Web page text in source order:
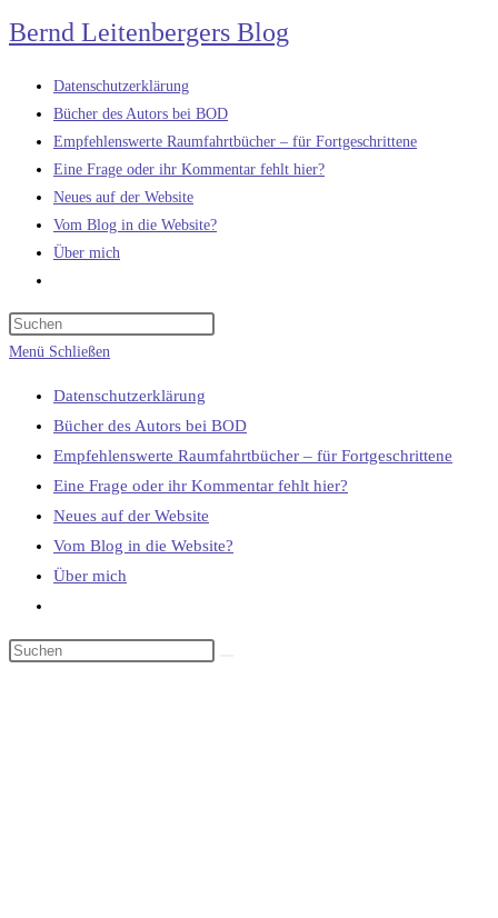
Zum
Inhalt
springen
Bernd Leitenbergers Blog
Datenschutzerklärung
Bücher des Autors bei BOD
Empfehlenswerte Raumfahrtbücher – für Fortgeschrittene
Eine Frage oder ihr Kommentar fehlt hier?
Neues auf der Website
Vom Blog in die Website?
Über mich
umschalten
Menü Schließen
Datenschutzerklärung
Bücher des Autors bei BOD
Empfehlenswerte Raumfahrtbücher – für Fortgeschrittene
Eine Frage oder ihr Kommentar fehlt hier?
Neues auf der Website
Vom Blog in die Website?
Über mich
umschalten